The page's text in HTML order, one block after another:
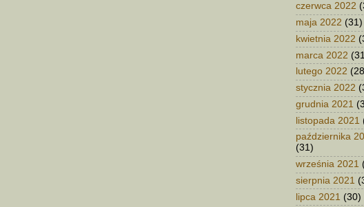
czerwca 2022
maja 2022 (31)
kwietnia 2022
marca 2022
lutego 2022
stycznia 2022
grudnia 2021
listopada 2021
października
(31)
września 2021
sierpnia 2021
lipca 2021 (30)